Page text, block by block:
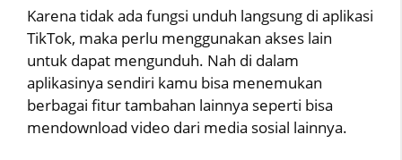
Karena tidak ada fungsi unduh langsung di aplikasi
TikTok, maka perlu menggunakan akses lain
untuk dapat mengunduh. Nah di dalam
aplikasinya sendiri kamu bisa menemukan
berbagai fitur tambahan lainnya seperti bisa
mendownload video dari media sosial lainnya.